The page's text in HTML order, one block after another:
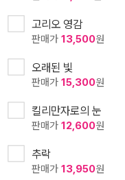
고리오 영감
판매가 13,500원
오래된 빛
판매가 15,300원
킬리만자로의 눈
판매가 12,600원
추락
판매가 13,950원